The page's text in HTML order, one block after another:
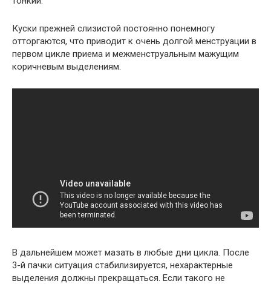
Куски прежней слизистой постоянно понемногу
отторгаются, что приводит к очень долгой менструации в
первом цикле приема и межменструальным мажущим
коричневым выделениям.
В дальнейшем может мазать в любые дни цикла. После
3-й пачки ситуация стабилизируется, нехарактерные
выделения должны прекращаться. Если такого не